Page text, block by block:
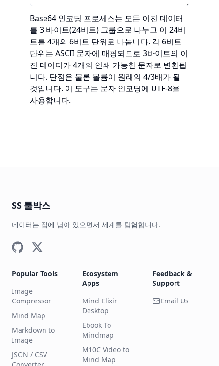
Base64 인코딩 프로세스는 모든 이진 데이터
를 3 바이트(24비트) 그룹으로 나누고 이 24비
트를 4개의 6비트 단위로 나눕니다. 각 6비트
단위는 ASCII 문자에 매핑되므로 3바이트의 이
진 데이터가 4개의 인쇄 가능한 문자로 변환됩
니다. 단점은 물론 볼륨이 원래의 4/3배가 될
것입니다. 이 도구는 문자 인코딩에 UTF-8을
사용합니다.
SS 툴박스
데이터는 집에 남아 있으면서 세계를 탐험합니다.
Popular Tools
Image
Compressor
Mind Map
Markdown to
Image
JSON / CSV
Ecosystem
Apps
Mind Elixir
Desktop
Ebook To
Mindmap
M10C Video to
Mind Map
Feedback &
Support
Email Us